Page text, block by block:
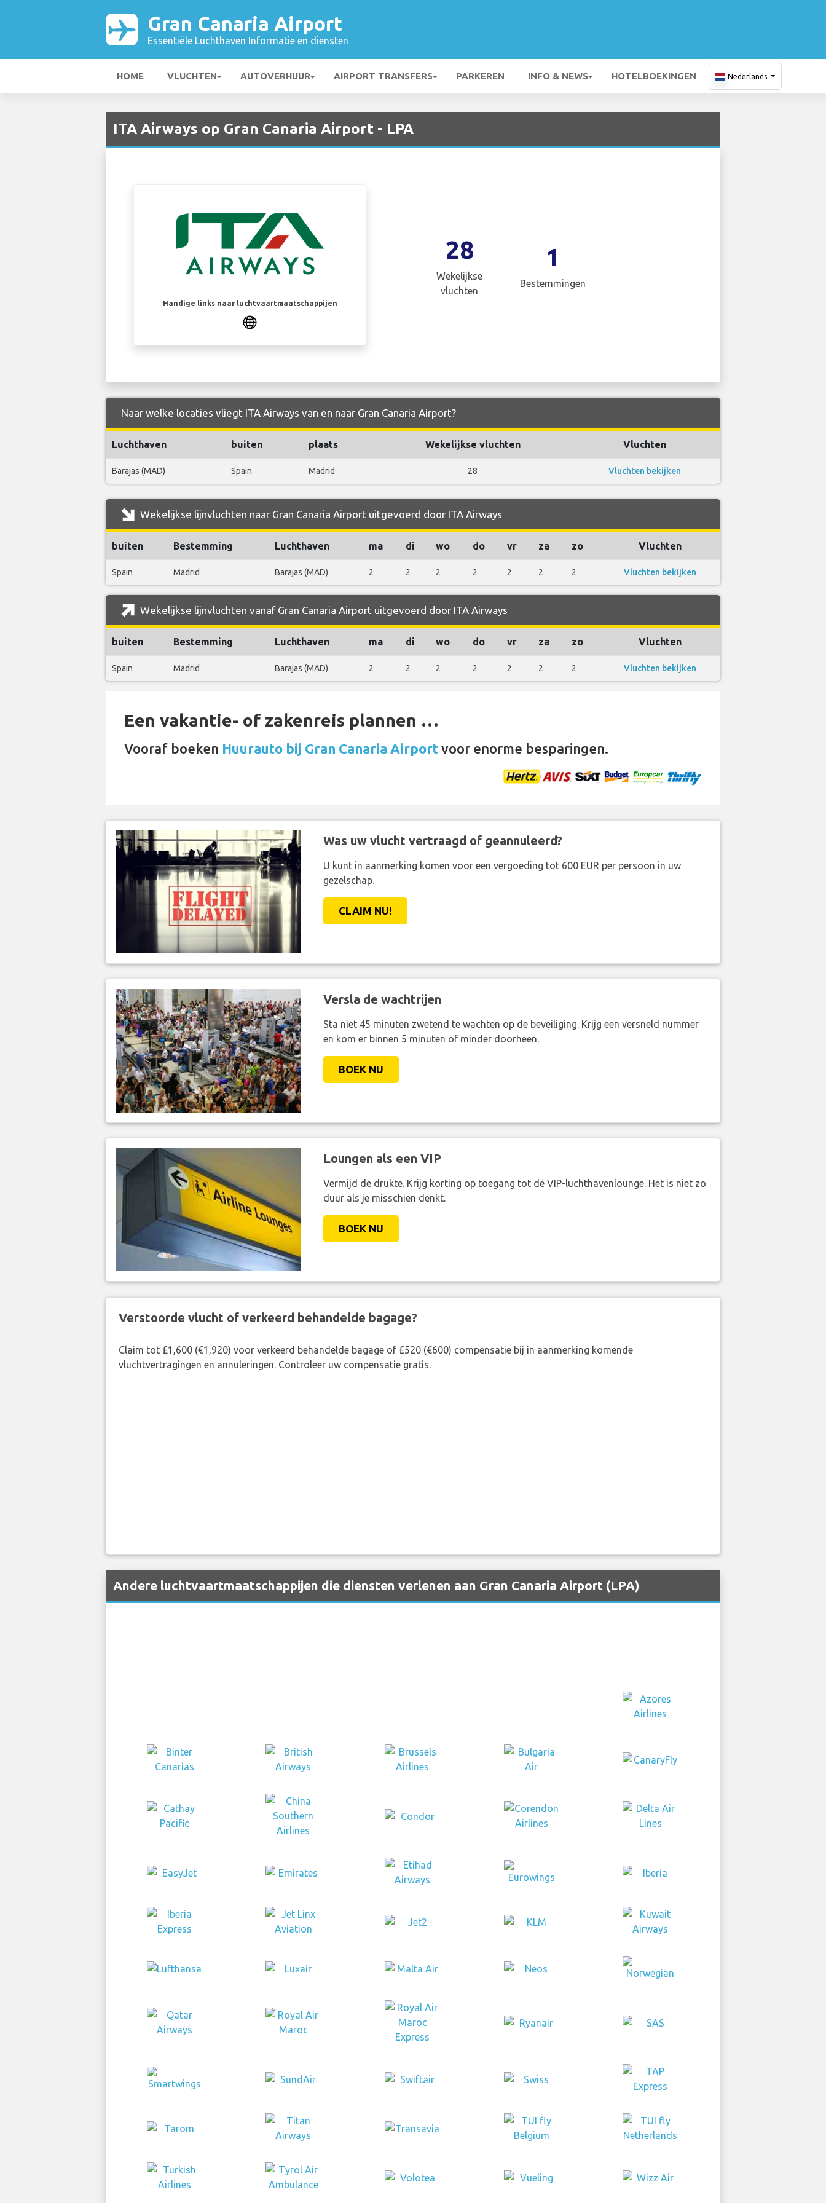
Gran Canaria Airport
Essentiële Luchthaven Informatie en diensten
HOME VLUCHTEN AUTOVERHUUR AIRPORT TRANSFERS PARKEREN INFO & NEWS HOTELBOEKINGEN Nederlands
ITA Airways op Gran Canaria Airport - LPA
Handige links naar luchtvaartmaatschappijen
28
Wekelijkse
vluchten
1
Bestemmingen
Naar welke locaties vliegt ITA Airways van en naar Gran Canaria Airport?
Luchthaven buiten plaats Wekelijkse vluchten Vluchten
Barajas (MAD) Spain Madrid 28 Vluchten bekijken
Wekelijkse lijnvluchten naar Gran Canaria Airport uitgevoerd door ITA Airways
buiten Bestemming Luchthaven ma di wo do vr za zo Vluchten
Spain Madrid Barajas (MAD) 2 2 2 2 2 2 2 Vluchten bekijken
Wekelijkse lijnvluchten vanaf Gran Canaria Airport uitgevoerd door ITA Airways
buiten Bestemming Luchthaven ma di wo do vr za zo Vluchten
Spain Madrid Barajas (MAD) 2 2 2 2 2 2 2 Vluchten bekijken
Een vakantie- of zakenreis plannen …
Vooraf boeken Huurauto bij Gran Canaria Airport voor enorme besparingen.
Was uw vlucht vertraagd of geannuleerd?
U kunt in aanmerking komen voor een vergoeding tot 600 EUR per persoon in uw
gezelschap.
CLAIM NU!
Versla de wachtrijen
Sta niet 45 minuten zwetend te wachten op de beveiliging. Krijg een versneld nummer
en kom er binnen 5 minuten of minder doorheen.
BOEK NU
Loungen als een VIP
Vermijd de drukte. Krijg korting op toegang tot de VIP-luchthavenlounge. Het is niet zo
duur als je misschien denkt.
BOEK NU
Verstoorde vlucht of verkeerd behandelde bagage?
Claim tot £1,600 (€1,920) voor verkeerd behandelde bagage of £520 (€600) compensatie bij in aanmerking komende
vluchtvertragingen en annuleringen. Controleer uw compensatie gratis.
Andere luchtvaartmaatschappijen die diensten verlenen aan Gran Canaria Airport (LPA)